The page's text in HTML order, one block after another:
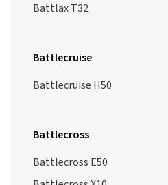
Battlax T32
Battlecruise
Battlecruise H50
Battlecross
Battlecross E50